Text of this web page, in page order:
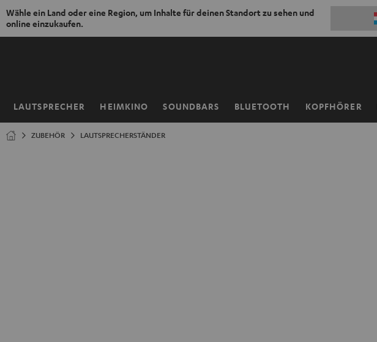
Wähle ein Land oder eine Region, um Inhalte für deinen Standort zu sehen und
online einzukaufen.
ZUM
LAUTSPRECHER HEIMKINO SOUNDBARS BLUETOOTH KOPFHÖRER
Startseite
ZUBEHÖR LAUTSPRECHERSTÄNDER